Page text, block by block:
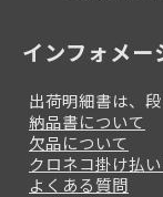
インフォメー
出荷明細書は、
納品書について
欠品について
クロネコ掛け払
よくある質問